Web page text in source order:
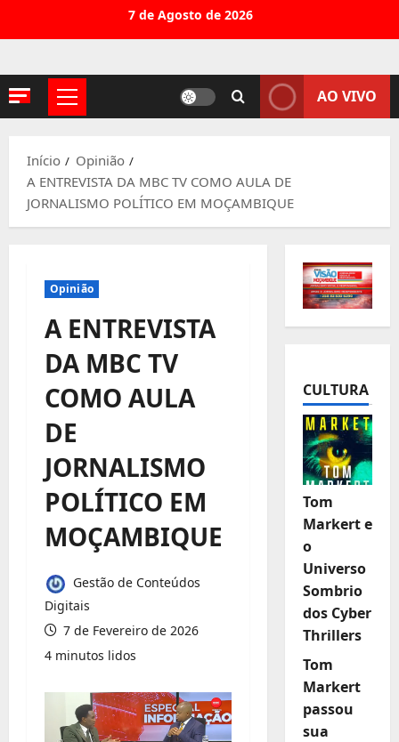
conteúdo
7 de Agosto de 2026
Menu
AO VIVO
Início
Opinião
A ENTREVISTA DA MBC TV COMO AULA DE
JORNALISMO POLÍTICO EM MOÇAMBIQUE
Opinião
A ENTREVISTA
DA MBC TV
COMO AULA
DE
JORNALISMO
POLÍTICO EM
MOÇAMBIQUE
Gestão de Conteúdos
Digitais
7 de Fevereiro de 2026
4 minutos lidos
CULTURA
Tom
Markert e
o
Universo
Sombrio
dos Cyber
Thrillers
Tom
Markert
passou
sua